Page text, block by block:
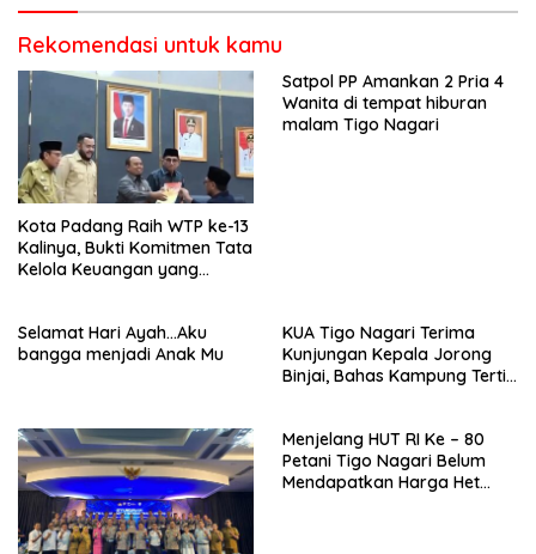
Rekomendasi untuk kamu
Kota Padang Raih WTP ke-13
Kalinya, Bukti Komitmen Tata
Kelola Keuangan yang
Satpol PP Amankan 2 Pria 4
Wanita di tempat hiburan
malam Tigo Nagari
Selamat Hari Ayah…Aku
bangga menjadi Anak Mu
KUA Tigo Nagari Terima
Kunjungan Kepala Jorong
Binjai, Bahas Kampung Tertib
Menjelang HUT RI Ke – 80
Petani Tigo Nagari Belum
Mendapatkan Harga Het